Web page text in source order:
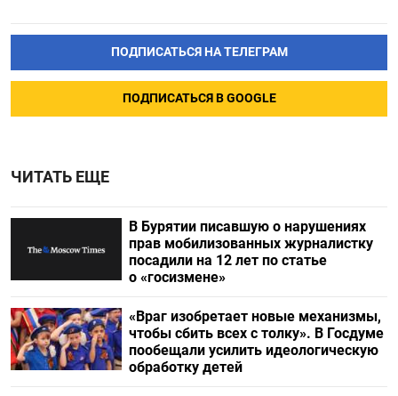
ПОДПИСАТЬСЯ НА ТЕЛЕГРАМ
ПОДПИСАТЬСЯ В GOOGLE
ЧИТАТЬ ЕЩЕ
В Бурятии писавшую о нарушениях
прав мобилизованных журналистку
посадили на 12 лет по статье
о «госизмене»
«Враг изобретает новые механизмы,
чтобы сбить всех с толку». В Госдуме
пообещали усилить идеологическую
обработку детей